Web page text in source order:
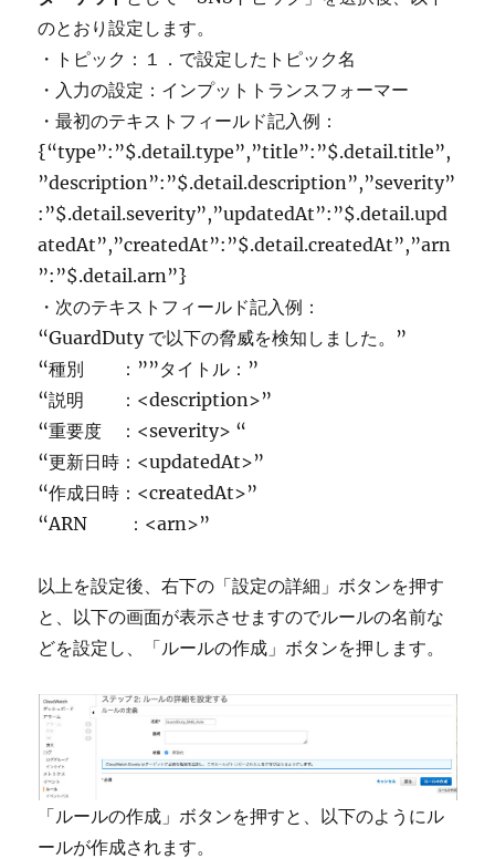
のとおり設定します。
・トピック：１．で設定したトピック名
・入力の設定：インプットトランスフォーマー
・最初のテキストフィールド記入例：
{“type”:”$.detail.type”,”title”:”$.detail.title”,
”description”:”$.detail.description”,”severity”
:”$.detail.severity”,”updatedAt”:”$.detail.upd
atedAt”,”createdAt”:”$.detail.createdAt”,”arn
”:”$.detail.arn”}
・次のテキストフィールド記入例：
“GuardDuty で以下の脅威を検知しました。”
“種別 ：””タイトル：”
“説明 ：<description>”
“重要度 ：<severity> “
“更新日時：<updatedAt>”
“作成日時：<createdAt>”
“ARN ：<arn>”
以上を設定後、右下の「設定の詳細」ボタンを押す
と、以下の画面が表示させますのでルールの名前な
どを設定し、「ルールの作成」ボタンを押します。
「ルールの作成」ボタンを押すと、以下のようにル
ールが作成されます。